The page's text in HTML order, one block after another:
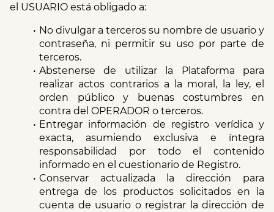
el USUARIO está obligado a:
No divulgar a terceros su nombre de usuario y
contraseña, ni permitir su uso por parte de
terceros.
Abstenerse de utilizar la Plataforma para
realizar actos contrarios a la moral, la ley, el
orden público y buenas costumbres en
contra del OPERADOR o terceros.
Entregar información de registro verídica y
exacta, asumiendo exclusiva e íntegra
responsabilidad por todo el contenido
informado en el cuestionario de Registro.
Conservar actualizada la dirección para
entrega de los productos solicitados en la
cuenta de usuario o registrar la dirección de